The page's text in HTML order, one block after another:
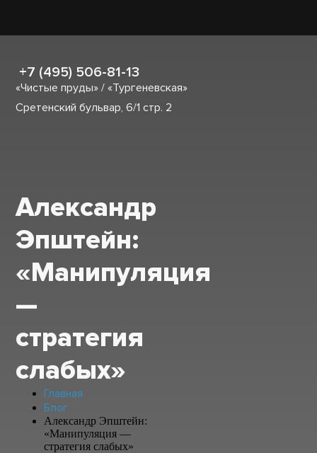
+7 (495) 506-81-13
«Чистые пруды» / «Тургеневская»
Сретенский бульвар, 6/1 стр. 2
Александр
Эпштейн:
«Манипуляция
—
стратегия
слабых»
Главная
Блог
Александр Эпштейн:
«Манипуляция —
стратегия слабых»